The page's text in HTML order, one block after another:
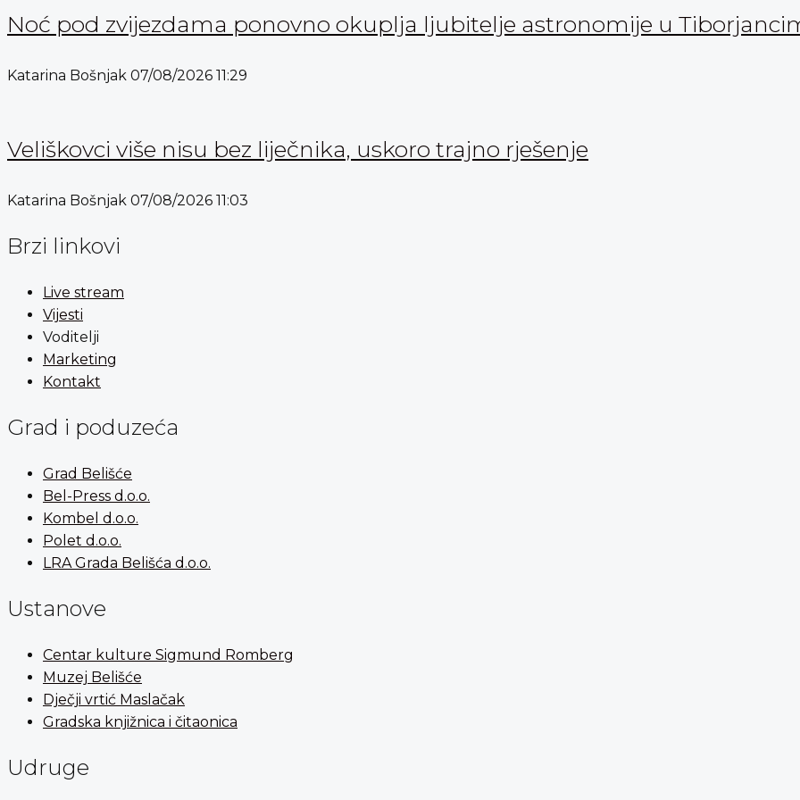
Noć pod zvijezdama ponovno okuplja ljubitelje astronomije u
Katarina Bošnjak 07/08/2026 11:29
Veliškovci više nisu bez liječnika, uskoro trajno rješenje
Katarina Bošnjak 07/08/2026 11:03
Brzi linkovi
Live stream
Vijesti
Voditelji
Marketing
Kontakt
Grad i poduzeća
Grad Belišće
Bel-Press d.o.o.
Kombel d.o.o.
Polet d.o.o.
LRA Grada Belišća d.o.o.
Ustanove
Centar kulture Sigmund Romberg
Muzej Belišće
Dječji vrtić Maslačak
Gradska knjižnica i čitaonica
Udruge